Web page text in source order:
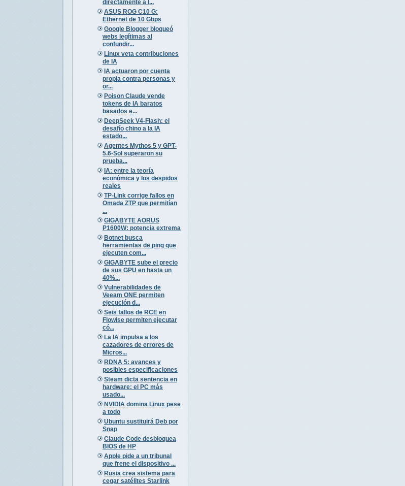
directamente a l...
ASUS ROG C10 G:
Ethernet de 10 Gbps
Google Blogger bloqueó
webs legítimas al
confundir...
Linux veta contribuciones
de IA
IA actuaron por cuenta
propia contra personas y
or...
Poison Claude vende
tokens de IA baratos
basados e...
DeepSeek V4-Flash: el
desafío chino a la IA
estado...
Agentes Mythos 5 y GPT-
5.6-Sol superaron su
prueba...
IA: entre la teoría
económica y los despidos
reales
TP-Link corrige fallos en
Omada ZTP que permitían
...
GIGABYTE AORUS
P1600W: potencia extrema
Botnet busca
herramientas de ping que
ejecuten com...
GIGABYTE sube el precio
de sus GPU en hasta un
40%...
Vulnerabilidades de
Veeam ONE permiten
ejecución d...
Seis fallos de RCE en
Flowise permiten ejecutar
có...
La IA impulsa a los
cazadores de errores de
Micros...
RDNA 5: avances y
posibles especificaciones
Steam dicta sentencia en
hardware: el PC más
usado...
NVIDIA domina Linux pese
a todo
Ubuntu sustituirá Deb por
Snap
Claude Code desbloquea
BIOS de HP
Apple pide a un tribunal
que frene el dispositivo ...
Rusia crea sistema para
cegar satélites Starlink